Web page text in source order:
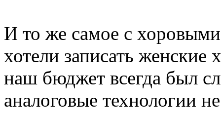
И то же самое с
хотели записать
наш бюджет всегда был
аналоговые технологии